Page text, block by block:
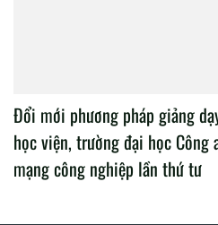
Đổi mới phương pháp giảng
học viện, trường đại học Công
mạng công nghiệp lần thứ tư